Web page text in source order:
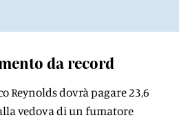
da record
Reynolds dovrà pagare 23,6
vedova di un fumatore